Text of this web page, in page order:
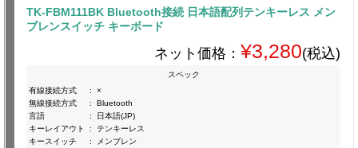
TK-FBM111BK Bluetooth接続 日本語配列テンキーレス メン
ブレンスイッチ キーボード
ネット価格： ¥3,280(税込)
スペック
有線接続方式
:
×
無線接続方式
:
Bluetooth
言語
:
日本語(JP)
キーレイアウト
:
テンキーレス
キースイッチ
:
メンブレン